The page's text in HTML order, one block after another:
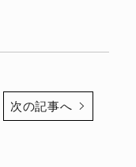
次の記事へ